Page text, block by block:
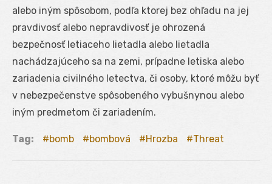
alebo iným spôsobom, podľa ktorej bez ohľadu na jej
pravdivosť alebo nepravdivosť je ohrozená
bezpečnosť letiaceho lietadla alebo lietadla
nachádzajúceho sa na zemi, prípadne letiska alebo
zariadenia civilného letectva, či osoby, ktoré môžu byť
v nebezpečenstve spôsobeného vybušnynou alebo
iným predmetom či zariadením.
Tag: bomb bombová Hrozba Threat